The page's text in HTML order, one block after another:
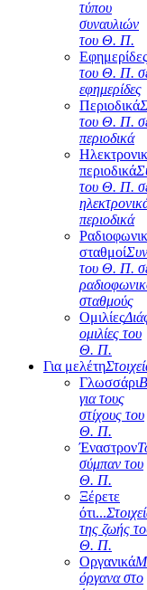
τύπου
συναυλιών
του Θ. Π.
Εφημερίδες
του Θ. Π.
εφημερίδες
Περιοδικά
του Θ. Π.
περιοδικά
περιοδικά
του Θ. Π.
περιοδικά
σταθμοί
του Θ. Π.
σταθμούς
Ομιλίες
ομιλίες του
Θ. Π.
Για μελέτη
Γλωσσάρι
για τους
στίχους του
Θ. Π.
Έναστρον
σύμπαν του
Θ. Π.
Ξέρετε
ότι...
της ζωής
Θ. Π.
Οργανικά
όργανα στο